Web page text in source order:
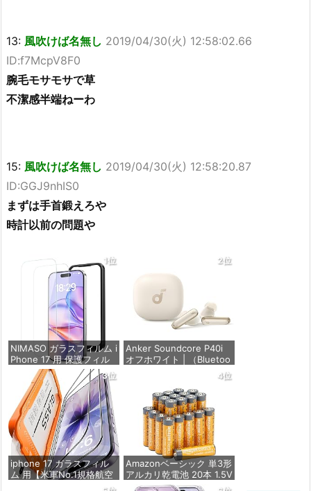
13: 風吹けば名無し 2019/04/30(火) 12:58:02.66
ID:f7McpV8F0
腕毛モサモサで草
不潔感半端ねーわ
15: 風吹けば名無し 2019/04/30(火) 12:58:20.87
ID:GGJ9nhIS0
まずは手首鍛えろや
時計以前の問題や
1位
NIMASO ガラスフィルム i
Phone 17 用 保護フィル
ム 強化ガラス 耐衝撃 高
透過率 指紋防止 貼りやす
い ガイド枠付き | いPhon
e17 (6.3インチ) 対応 2枚
セット DSP25F1698
価格：¥1,357
2位
Anker Soundcore P40i
オフホワイト | （Bluetoo
th 5.3） 【完全ワイヤレ
スイヤホン/ウルトラノイ
ズキャンセリング 2.0 / マ
ルチポイント接続 / 最大6
0時間再生 / PSE技術基準
適合】
価格：¥7,990
3位
iphone 17 ガラスフィル
ム 用【米軍No.1規格航空
材料&独創的なガイド枠】
4位
Amazonベーシック 単3形
アルカリ乾電池 20本 1.5V
保存期限10年 液漏れ防止